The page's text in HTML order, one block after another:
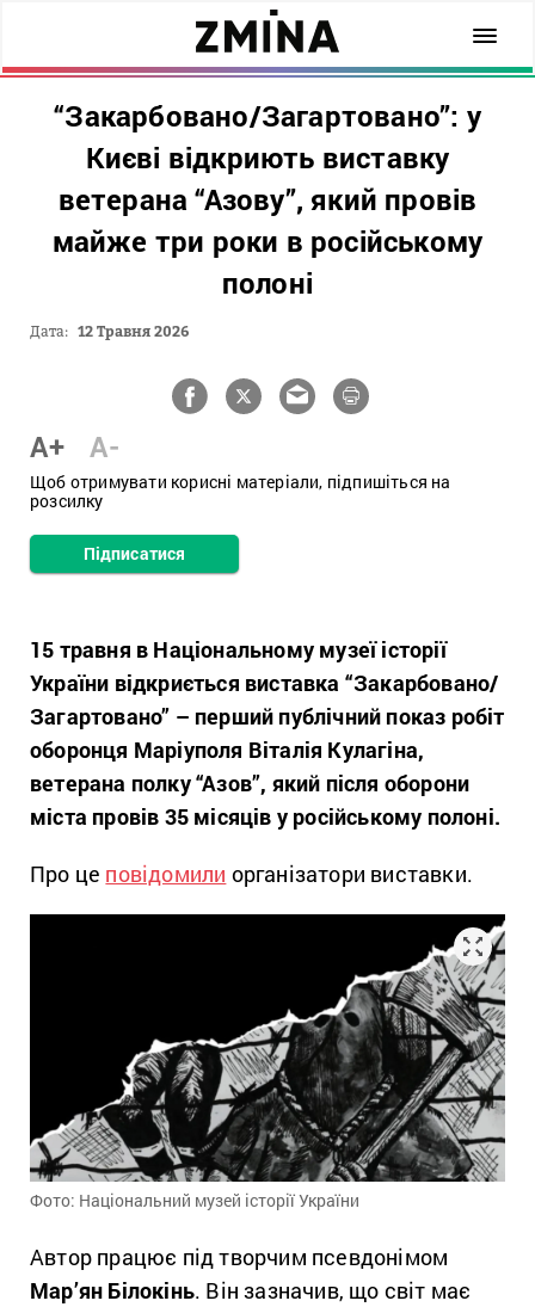
“Закарбовано/Загартовано”: у
Києві відкриють виставку
ветерана “Азову”, який провів
майже три роки в російському
полоні
Дата: 12 Травня 2026
A+ A-
Щоб отримувати корисні матеріали, підпишіться на
розсилку
Підписатися
15 травня в Національному музеї історії
України відкриється виставка “Закарбовано/
Загартовано” – перший публічний показ робіт
оборонця Маріуполя Віталія Кулагіна,
ветерана полку “Азов”, який після оборони
міста провів 35 місяців у російському полоні.
Про це повідомили організатори виставки.
Фото: Національний музей історії України
Автор працює під творчим псевдонімом
Мар’ян Білокінь. Він зазначив, що світ має